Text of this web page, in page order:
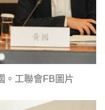
。工聯會FB圖片